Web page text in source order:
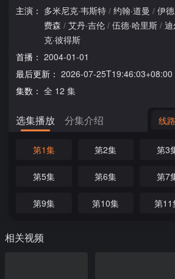
主演： 多米尼克·韦斯特 / 约翰·道曼 / 伊
费森 / 艾丹·吉伦 / 伍德·哈里斯 / 迪
克·彼得斯
首播： 2004-01-01
最后更新： 2026-07-25T19:46:03+08:00
集数： 全 12 集
选集播放 分集介绍 线
第1集 第2集 第3
第5集 第6集 第7
第9集 第10集 第11
相关视频